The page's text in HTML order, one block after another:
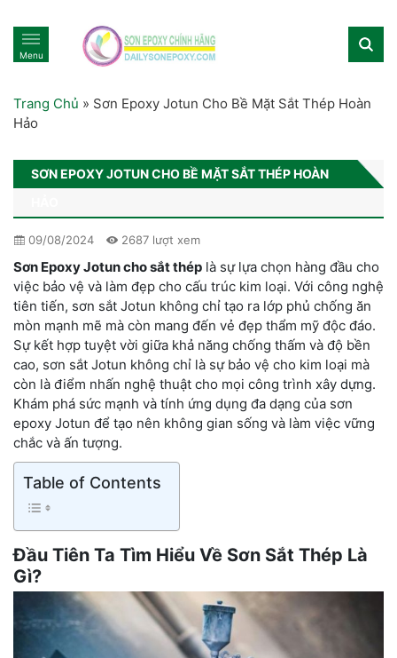
Menu
Trang Chủ » Sơn Epoxy Jotun Cho Bề Mặt Sắt Thép Hoàn
Hảo
SƠN EPOXY JOTUN CHO BỀ MẶT SẮT THÉP HOÀN
09/08/2024 2687 lượt xem
Sơn Epoxy Jotun cho sắt thép là sự lựa chọn hàng đầu cho
việc bảo vệ và làm đẹp cho cấu trúc kim loại. Với công nghệ
tiên tiến, sơn sắt Jotun không chỉ tạo ra lớp phủ chống ăn
mòn mạnh mẽ mà còn mang đến vẻ đẹp thẩm mỹ độc đáo.
Sự kết hợp tuyệt vời giữa khả năng chống thấm và độ bền
cao, sơn sắt Jotun không chỉ là sự bảo vệ cho kim loại mà
còn là điểm nhấn nghệ thuật cho mọi công trình xây dựng.
Khám phá sức mạnh và tính ứng dụng đa dạng của sơn
epoxy Jotun để tạo nên không gian sống và làm việc vững
chắc và ấn tượng.
Table of Contents
Đầu Tiên Ta Tìm Hiểu Về Sơn Sắt Thép Là
Gì?